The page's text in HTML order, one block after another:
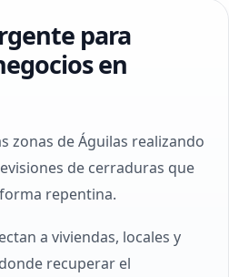
para
en
zonas de Águilas realizando
de cerraduras que
repentina.
a viviendas, locales y
recuperar el